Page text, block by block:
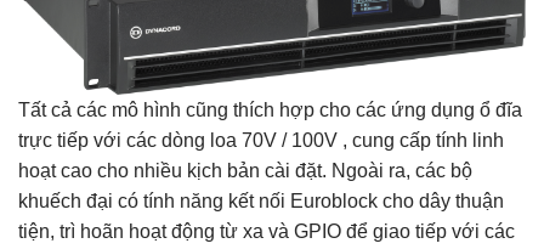
Tất cả các mô hình cũng thích hợp cho các ứng dụng ổ đĩa
trực tiếp với các dòng loa 70V / 100V , cung cấp tính linh
hoạt cao cho nhiều kịch bản cài đặt. Ngoài ra, các bộ
khuếch đại có tính năng kết nối Euroblock cho dây thuận
tiện, trì hoãn hoạt động từ xa và GPIO để giao tiếp với các